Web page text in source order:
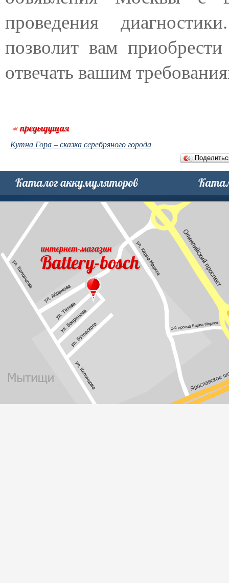
проведения
позволит вам
отвечать вашим
Кутна Гора – сказка серебряного города